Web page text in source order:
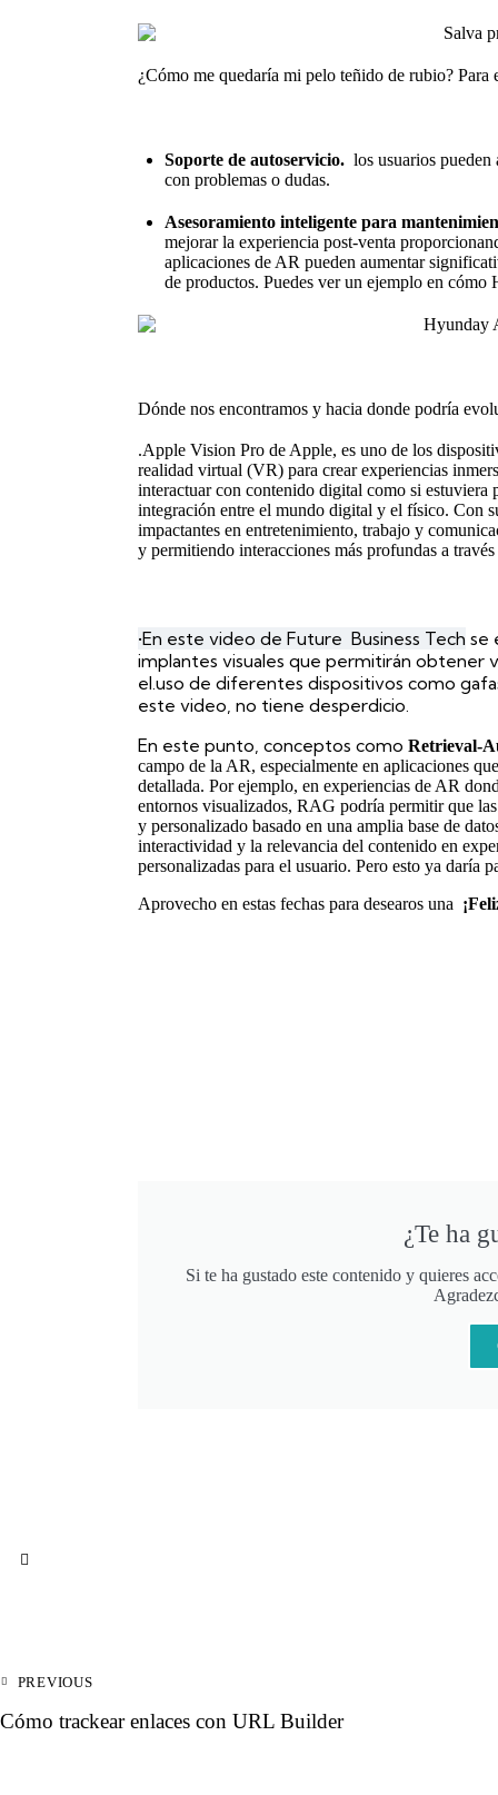
¿Cómo me quedaría mi pelo teñido de rubio?
Soporte de autoservicio.los usuarios pueden
con problemas o dudas.
Asesoramiento inteligente para
mejorar la experiencia post-venta
aplicaciones de AR pueden aumentar
de productos. Puedes verun ejemplo en cómo
Dónde nos encontramos y hacia donde podría
.Apple Vision Pro de Apple, es uno de los
realidad virtual (VR) para crear experiencias
interactuar con contenido digital como si estuviera
integración entre el mundo digital y el físico. Con
impactantes en entretenimiento, trabajo y
y permitiendo interacciones más profundas a
•En este video de Future Business Tech se
implantes visuales que permitirán obtener
el.uso de diferentes dispositivos como
este video, no tiene desperdicio.
En este punto, conceptos como Retrieval-
campo de la AR, especialmente en aplicaciones
detallada. Por ejemplo, en experiencias de AR
entornos visualizados, RAG podría permitir que
y personalizado basado en una amplia base de
interactividad y la relevancia del contenido en
personalizadas para el usuario. Pero esto ya daría
Aprovecho en estas fechas para desearos una
¿Te ha
Si te ha gustado este contenido y quieres
PREVIOUS
Cómo trackear enlaces con URL Builder